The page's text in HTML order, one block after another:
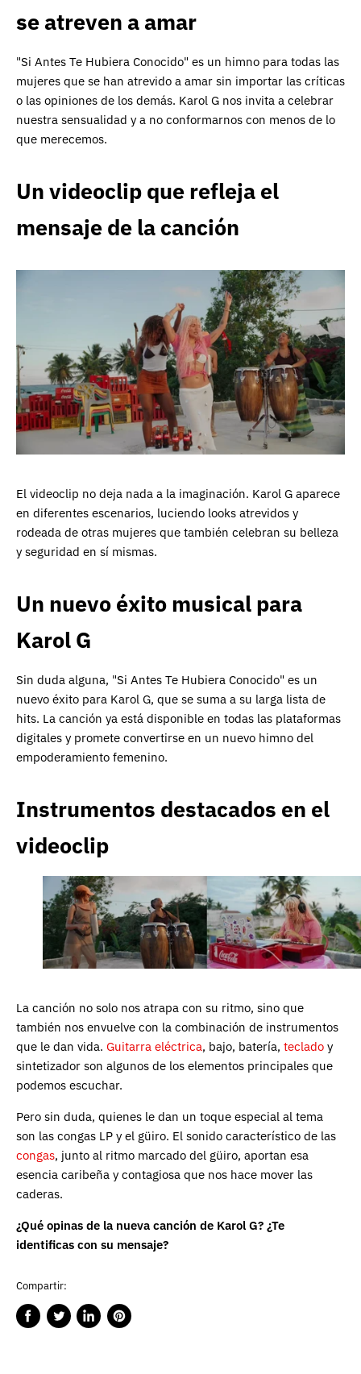
se atreven a amar
"Si Antes Te Hubiera Conocido" es un himno para todas las
mujeres que se han atrevido a amar sin importar las críticas
o las opiniones de los demás. Karol G nos invita a celebrar
nuestra sensualidad y a no conformarnos con menos de lo
que merecemos.
Un videoclip que refleja el
mensaje de la canción
El videoclip no deja nada a la imaginación. Karol G aparece
en diferentes escenarios, luciendo looks atrevidos y
rodeada de otras mujeres que también celebran su belleza
y seguridad en sí mismas.
Un nuevo éxito musical para
Karol G
Sin duda alguna, "Si Antes Te Hubiera Conocido" es un
nuevo éxito para Karol G, que se suma a su larga lista de
hits. La canción ya está disponible en todas las plataformas
digitales y promete convertirse en un nuevo himno del
empoderamiento femenino.
Instrumentos destacados en el
videoclip
La canción no solo nos atrapa con su ritmo, sino que
también nos envuelve con la combinación de instrumentos
que le dan vida. Guitarra eléctrica, bajo, batería, teclado y
sintetizador son algunos de los elementos principales que
podemos escuchar.
Pero sin duda, quienes le dan un toque especial al tema
son las congas LP y el güiro. El sonido característico de las
congas, junto al ritmo marcado del güiro, aportan esa
esencia caribeña y contagiosa que nos hace mover las
caderas.
¿Qué opinas de la nueva canción de Karol G? ¿Te
identificas con su mensaje?
Compartir:
CompartirPublicarCompartirGuardar